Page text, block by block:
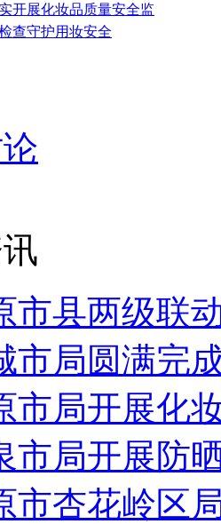
开展化妆品质量安全监
查守护用妆安全
市县两级联
市局圆满完
市局开展化
市局开展防
市杏花岭区